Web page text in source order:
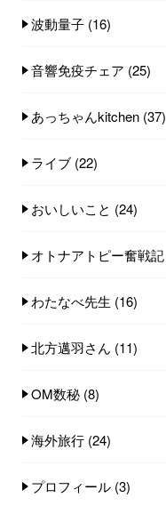
波動量子 (16)
音響免疫チェア (25)
あっちゃんkitchen (37)
ライブ (22)
おいしいこと (24)
オトナアトピー奮戦記
わたなべ先生 (16)
北方邁羽さん (11)
OM数秘 (8)
海外旅行 (24)
プロフィール (3)